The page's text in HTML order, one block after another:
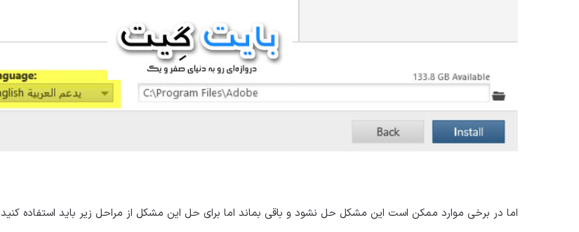
اما در برخی موارد ممکن است این مشکل حل نشود و باقی بماند اما برای حل این مشکل از مراحل زیر باید استفاده کنید